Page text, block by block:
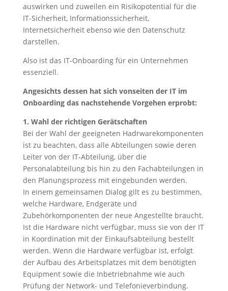
auswirken und zuweilen ein Risikopotential für die
IT-Sicherheit, Informationssicherheit,
Internetsicherheit ebenso wie den Datenschutz
darstellen.
Also ist das IT-Onboarding für ein Unternehmen
essenziell.
Angesichts dessen hat sich vonseiten der IT im
Onboarding das nachstehende Vorgehen erprobt:
1. Wahl der richtigen Gerätschaften
Bei der Wahl der geeigneten Hadrwarekomponenten
ist zu beachten, dass alle Abteilungen sowie deren
Leiter von der IT-Abteilung, über die
Personalabteilung bis hin zu den Fachabteilungen in
den Planungsprozess mit eingebunden werden.
In einem gemeinsamen Dialog gilt es zu bestimmen,
welche Hardware, Endgeräte und
Zubehörkomponenten der neue Angestellte braucht.
Ist die Hardware nicht verfügbar, muss sie von der IT
in Koordination mit der Einkaufsabteilung bestellt
werden. Wenn die Hardware verfügbar ist, erfolgt
der Aufbau des Arbeitsplatzes mit dem benötigten
Equipment sowie die Inbetriebnahme wie auch
Prüfung der Network- und Telefonieverbindung.